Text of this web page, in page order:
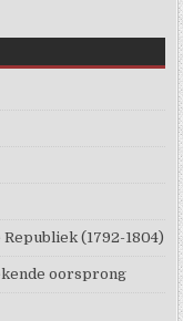
(1792-1804)
oorsprong